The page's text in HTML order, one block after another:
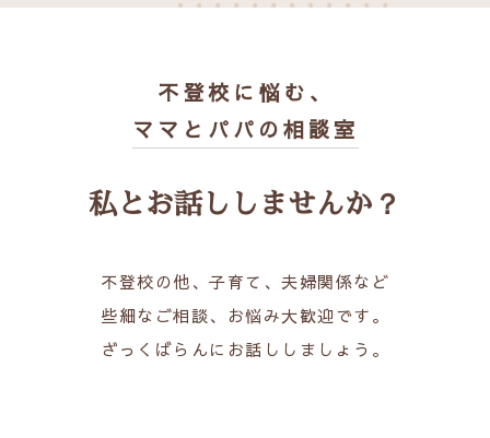
不登校に悩む、
ママとパパの相談室
私とお話ししませんか？
不登校の他、子育て、夫婦関係など
些細なご相談、お悩み大歓迎です。
ざっくばらんにお話ししましょう。